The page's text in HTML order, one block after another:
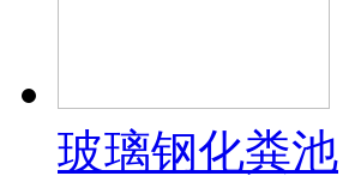
玻璃钢化粪池